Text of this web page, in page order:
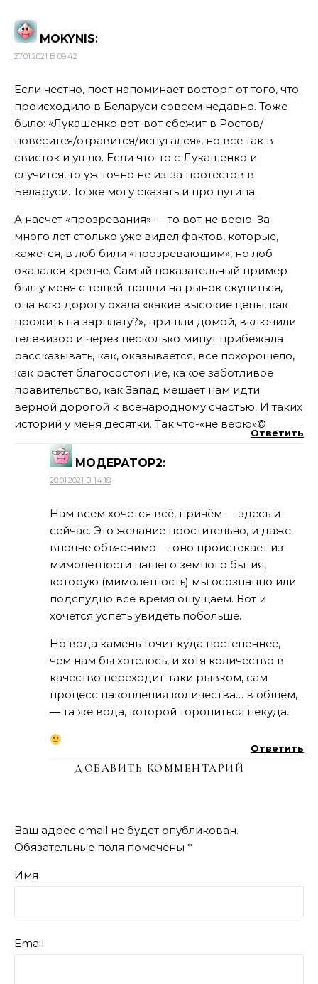
MOKYNIS:
27.01.2021 В 09:42
Если честно, пост напоминает восторг от того, что
происходило в Беларуси совсем недавно. Тоже
было: «Лукашенко вот-вот сбежит в Ростов/
повесится/отравится/испугался», но все так в
свисток и ушло. Если что-то с Лукашенко и
случится, то уж точно не из-за протестов в
Беларуси. То же могу сказать и про путина.
А насчет «прозревания» — то вот не верю. За
много лет столько уже видел фактов, которые,
кажется, в лоб били «прозревающим», но лоб
оказался крепче. Самый показательный пример
был у меня с тещей: пошли на рынок скупиться,
она всю дорогу охала «какие высокие цены, как
прожить на зарплату?», пришли домой, включили
телевизор и через несколько минут прибежала
рассказывать, как, оказывается, все похорошело,
как растет благосостояние, какое заботливое
правительство, как Запад мешает нам идти
верной дорогой к всенародному счастью. И таких
историй у меня десятки. Так что-«не верю»©
Ответить
МОДЕРАТОР2:
28.01.2021 В 14:18
Нам всем хочется всё, причём — здесь и
сейчас. Это желание простительно, и даже
вполне объяснимо — оно проистекает из
мимолётности нашего земного бытия,
которую (мимолётность) мы осознанно или
подспудно всё время ощущаем. Вот и
хочется успеть увидеть побольше.
Но вода камень точит куда постепеннее,
чем нам бы хотелось, и хотя количество в
качество переходит-таки рывком, сам
процесс накопления количества… в общем,
— та же вода, которой торопиться некуда.
Ответить
ДОБАВИТЬ КОММЕНТАРИЙ
Ваш адрес email не будет опубликован.
Обязательные поля помечены *
Имя
Email